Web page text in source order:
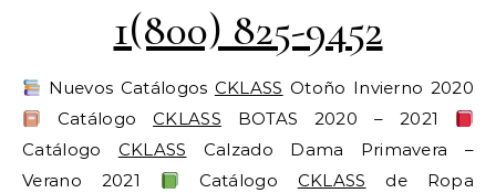
1(800) 825-9452
Nuevos Catálogos CKLASS Otoño Invierno 2020
CatálogoCKLASS BOTAS 2020 – 2021
Catálogo CKLASS Calzado Dama Primavera –
Verano 2021
Catálogo CKLASS de Ropa